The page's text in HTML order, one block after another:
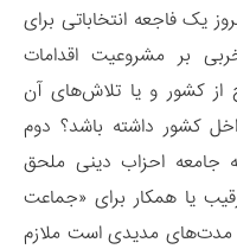
یک فاجعه انتخاباتی برای
بر مشروعیت اقدامات
از کشور و یا تلاش‌های آن
کشور داشته باشد؟ دوم
جامعه احزاب دینی ملحق
یا همکار برای «جماعت
مدت‌های مدیدی است ملازم